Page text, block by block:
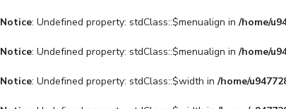
Notice: Undefined property: stdClass::$menualign in/home/
Notice: Undefined property: stdClass::$menualign in/home/
Notice: Undefined property: stdClass::$width in/home/